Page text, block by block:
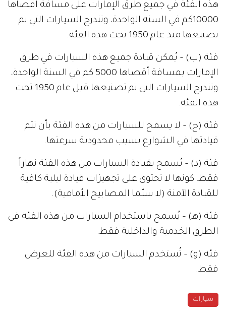
هذه الفئة في جميع طرق الإمارات على مسافة أقصاها
10000كم في السنة الواحدة، وتندرج السيارات التي تم
تصنيعها منذ عام 1950 تحت هذه الفئة.
فئة (ب) – يُمكن قيادة جميع هذه السيارات في طرق
الإمارات بمسافة أقصاها 5000 كم في السنة الواحدة،
وتندرج السيارات التي تم تصنيعها قبل عام 1950 تحت
هذه الفئة.
فئة (ج) – لا يسمح للسيارات من هذه الفئة بأن تتم
قيادتها في الشوارع بسبب محدودية سرعتها.
فئة (د) – يُسمح بقيادة السيارات من هذه الفئة نهاراً
فقط، كونها لا تحتوي على تجهيزات قيادة ليلية كافية
للقيادة الآمنة (لا سيّما المصابيح الأمامية).
فئة (هـ) – يُسمح باستخدام السيارات من هذه الفئة في
الطرق الخدمية والداخلية فقط.
فئة (و) – تُستخدم السيارات من هذه الفئة للعرض
فقط.
سيارات